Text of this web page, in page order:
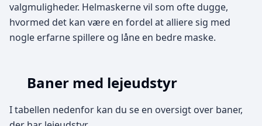
valgmuligheder. Helmaskerne vil som ofte dugge,
hvormed det kan være en fordel at alliere sig med
nogle erfarne spillere og låne en bedre maske.
Baner med lejeudstyr
I tabellen nedenfor kan du se en oversigt over baner,